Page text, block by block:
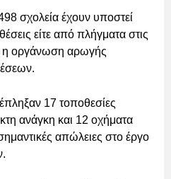
σχολεία έχουν υποστεί
είτε από πλήγματα στις
η οργάνωση αρωγής
17 τοποθεσίες
ανάγκη και 12 οχήματα
απώλειες στο έργο